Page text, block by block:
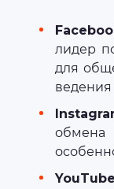
лидер
для
ведения
YouTube